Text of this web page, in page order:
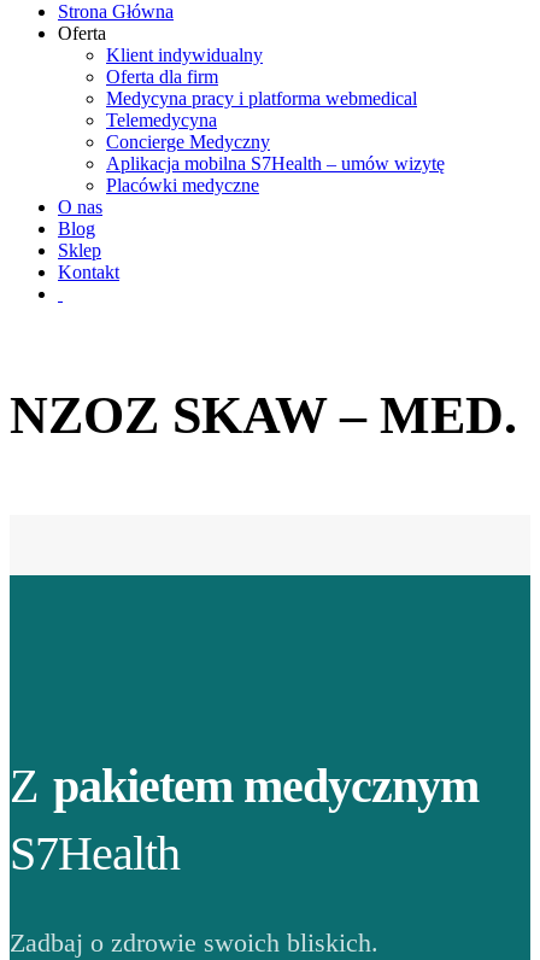
Strona Główna
Oferta
Klient indywidualny
Oferta dla firm
Medycyna pracy i platforma webmedical
Telemedycyna
Concierge Medyczny
Aplikacja mobilna S7Health – umów wizytę
Placówki medyczne
O nas
Blog
Sklep
Kontakt
NZOZ SKAW – MED.
Z pakietem medycznym
S7Health
Zadbaj o zdrowie swoich bliskich.